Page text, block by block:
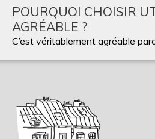
POURQUOI CHOISIR
AGRÉABLE ?
C’est véritablement agréable